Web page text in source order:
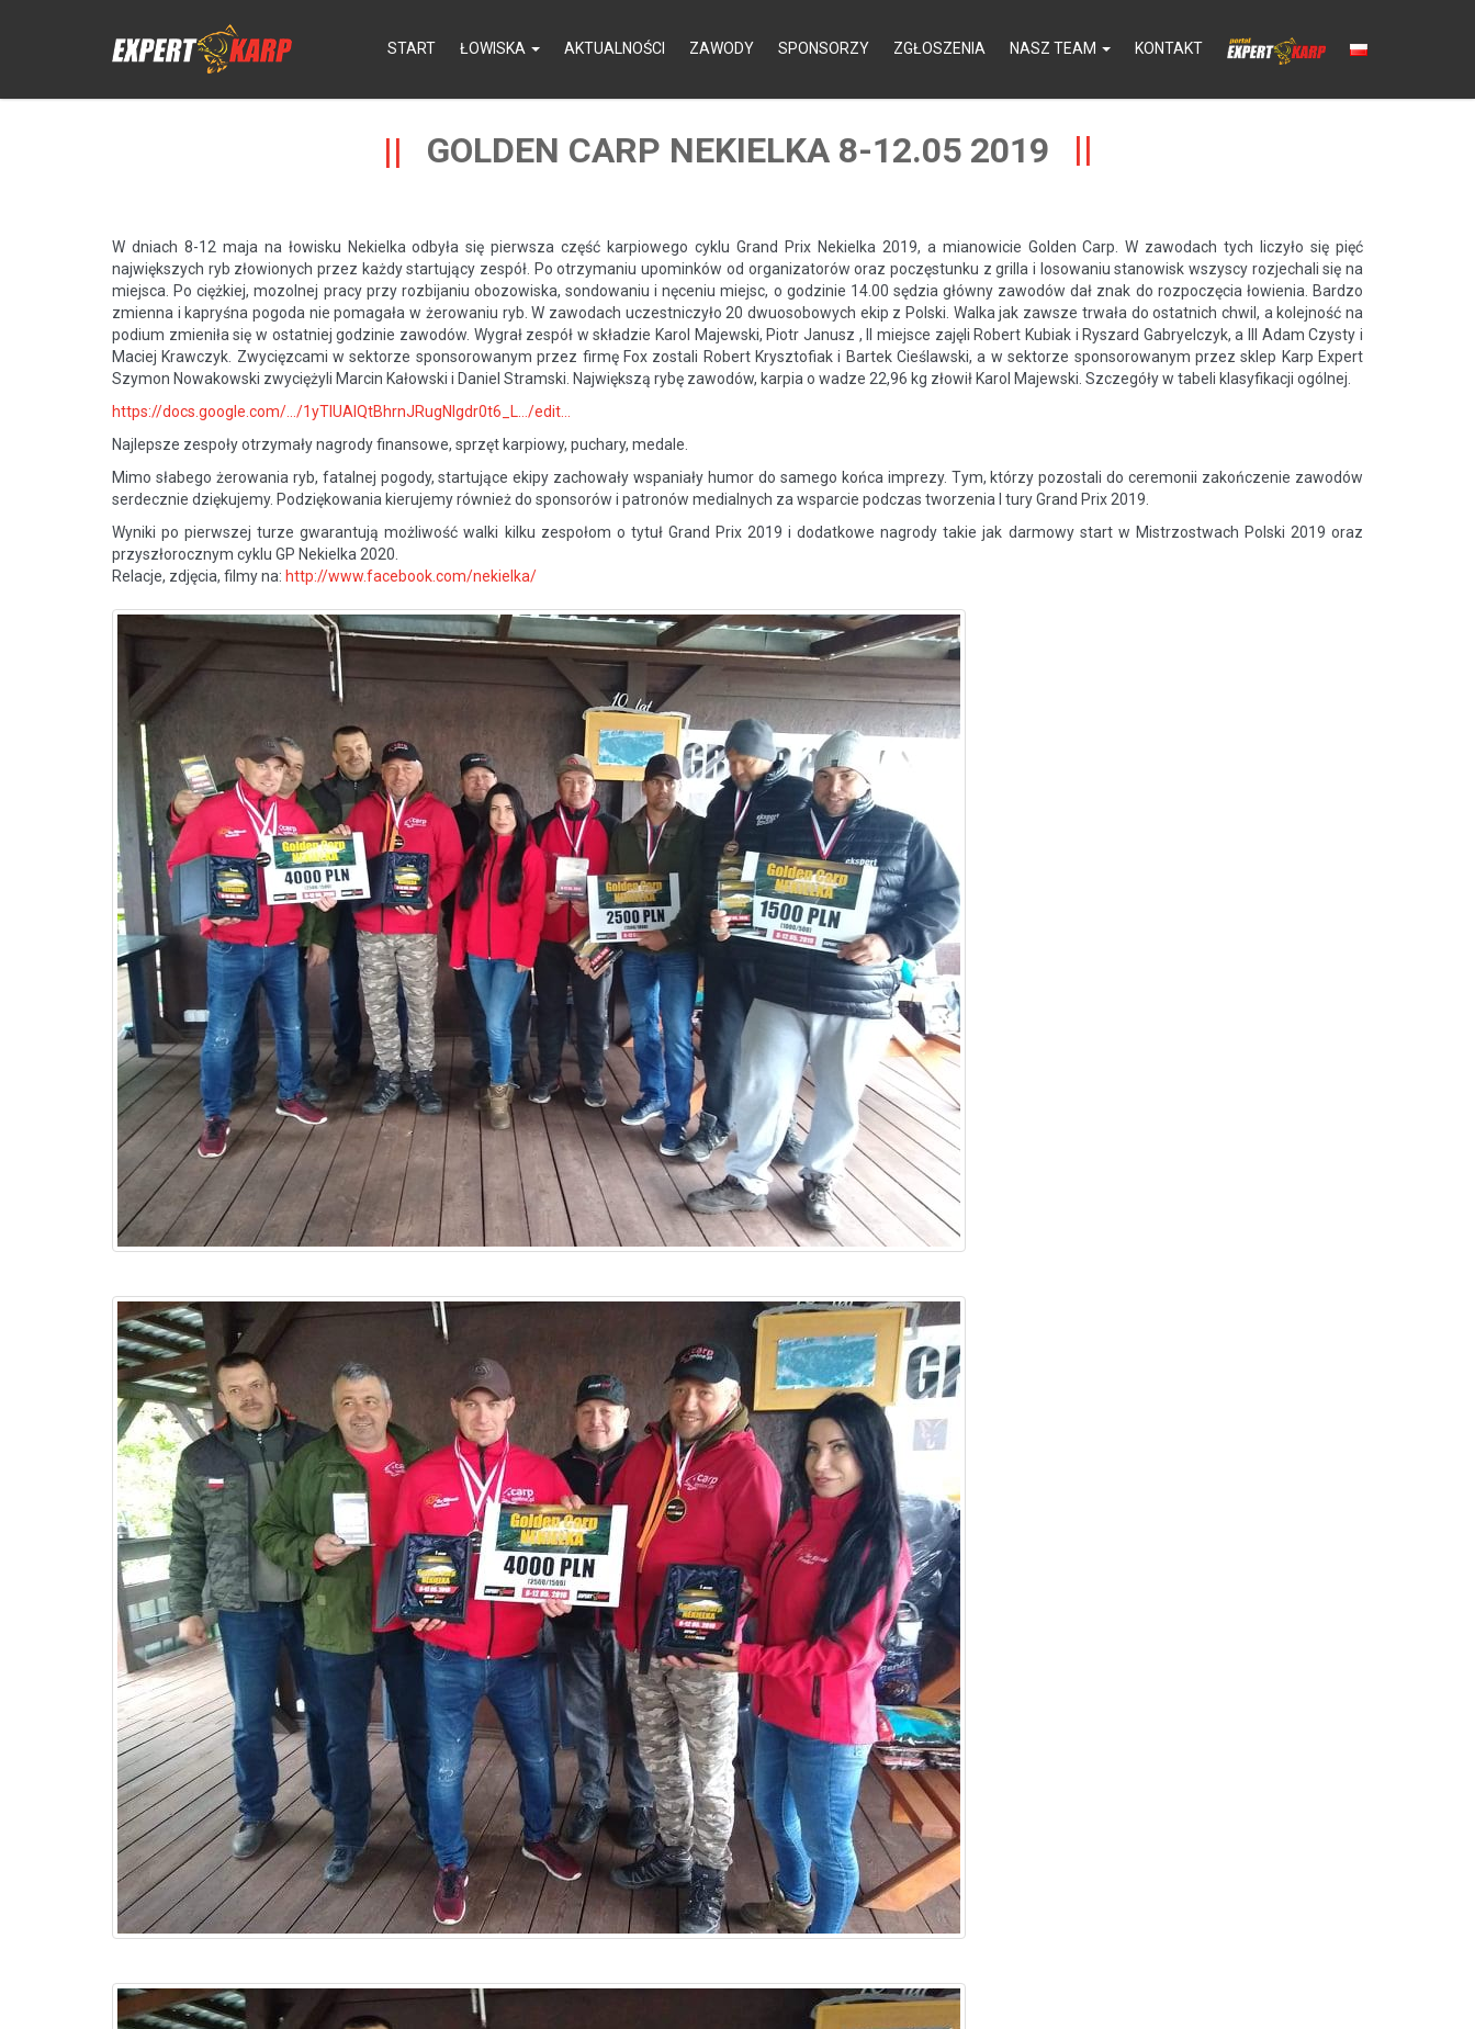
START ŁOWISKA AKTUALNOŚCI ZAWODY SPONSORZY ZGŁOSZENIA NASZ TEAM KONTAKT
GOLDEN CARP NEKIELKA 8-12.05 2019
W dniach 8-12 maja na łowisku Nekielka odbyła się pierwsza część karpiowego cyklu Grand Prix Nekielka 2019, a mianowicie Golden Carp. W zawodach tych liczyło się pięć
największych ryb złowionych przez każdy startujący zespół. Po otrzymaniu upominków od organizatorów oraz poczęstunku z grilla i losowaniu stanowisk wszyscy rozjechali się na
miejsca. Po ciężkiej, mozolnej pracy przy rozbijaniu obozowiska, sondowaniu i nęceniu miejsc, o godzinie 14.00 sędzia główny zawodów dał znak do rozpoczęcia łowienia. Bardzo
zmienna i kapryśna pogoda nie pomagała w żerowaniu ryb. W zawodach uczestniczyło 20 dwuosobowych ekip z Polski. Walka jak zawsze trwała do ostatnich chwil, a kolejność na
podium zmieniła się w ostatniej godzinie zawodów. Wygrał zespół w składzie Karol Majewski, Piotr Janusz , II miejsce zajęli Robert Kubiak i Ryszard Gabryelczyk, a III Adam Czysty i
Maciej Krawczyk. Zwycięzcami w sektorze sponsorowanym przez firmę Fox zostali Robert Krysztofiak i Bartek Cieślawski, a w sektorze sponsorowanym przez sklep Karp Expert
Szymon Nowakowski zwyciężyli Marcin Kałowski i Daniel Stramski. Największą rybę zawodów, karpia o wadze 22,96 kg złowił Karol Majewski. Szczegóły w tabeli klasyfikacji ogólnej.
https://docs.google.com/…/1yTlUAlQtBhrnJRugNlgdr0t6_L…/edit…
Najlepsze zespoły otrzymały nagrody finansowe, sprzęt karpiowy, puchary, medale.
Mimo słabego żerowania ryb, fatalnej pogody, startujące ekipy zachowały wspaniały humor do samego końca imprezy. Tym, którzy pozostali do ceremonii zakończenie zawodów
serdecznie dziękujemy. Podziękowania kierujemy również do sponsorów i patronów medialnych za wsparcie podczas tworzenia I tury Grand Prix 2019.
Wyniki po pierwszej turze gwarantują możliwość walki kilku zespołom o tytuł Grand Prix 2019 i dodatkowe nagrody takie jak darmowy start w Mistrzostwach Polski 2019 oraz
przyszłorocznym cyklu GP Nekielka 2020.
Relacje, zdjęcia, filmy na: http://www.facebook.com/nekielka/